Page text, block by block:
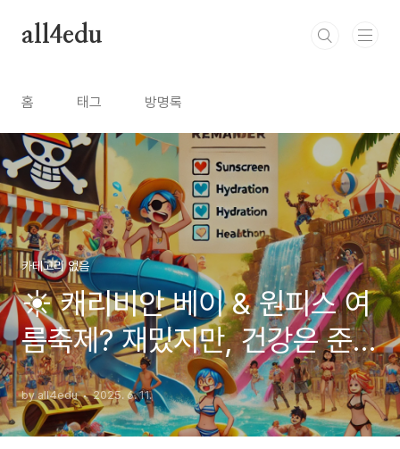
all4edu
홈 태그 방명록
카테고리 없음
☀️ 캐리비안 베이 & 원피스 여
름축제? 재밌지만, 건강은 준비
됐나요?
by all4edu 2025. 6. 11.